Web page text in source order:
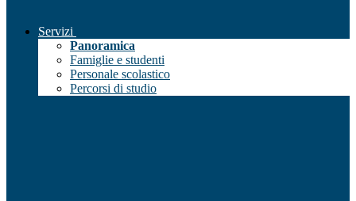
Servizi
Panoramica
Famiglie e studenti
Personale scolastico
Percorsi di studio